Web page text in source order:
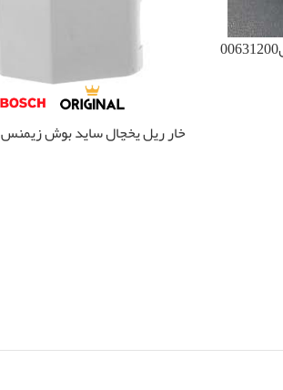
پمپ تخلیه ماشین ظرفشویی بوش00631200
خار ریل یخچال ساید بوش زیمنس